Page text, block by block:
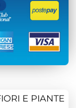
E PIANTE